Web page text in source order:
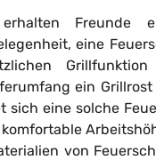
Freunde
eine
ein
sich eine solche
von